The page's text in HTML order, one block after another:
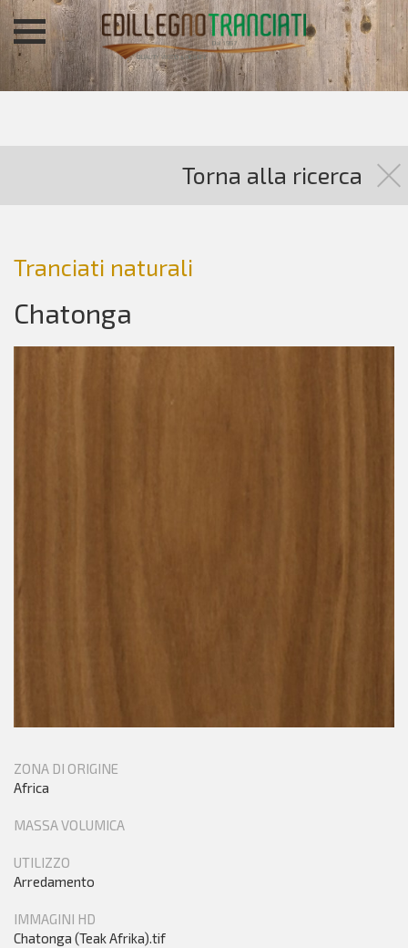
Torna alla ricerca
Tranciati naturali
Chatonga
ZONA DI ORIGINE
Africa
MASSA VOLUMICA
UTILIZZO
Arredamento
IMMAGINI HD
Chatonga (Teak Afrika).tif